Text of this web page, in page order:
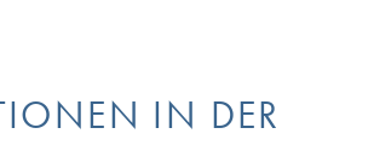
werden Sie möglicherweise aufgefordert,
Hotels in den USA vorzulegen. Zum